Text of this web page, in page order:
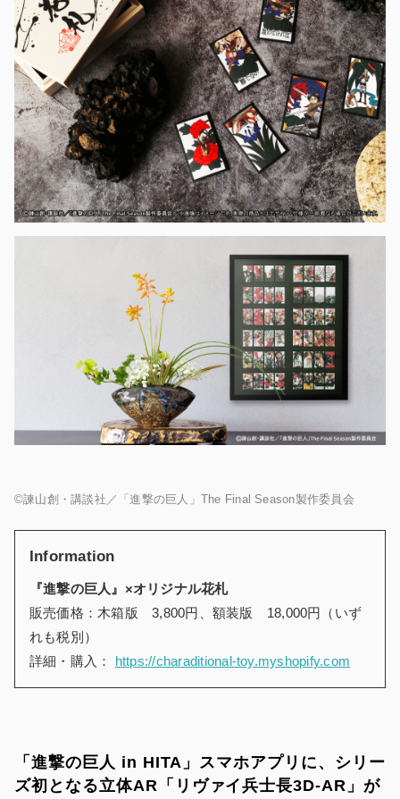
©諫山創・講談社／「進撃の巨人」The Final Season製作委員会
Information
『進撃の巨人』×オリジナル花札
販売価格：木箱版 3,800円、額装版 18,000円（いず
れも税別）
詳細・購入：
https://charaditional-toy.myshopify.com
「進撃の巨人 in HITA」スマホアプリに、シリー
ズ初となる立体AR「リヴァイ兵士長3D-AR」が